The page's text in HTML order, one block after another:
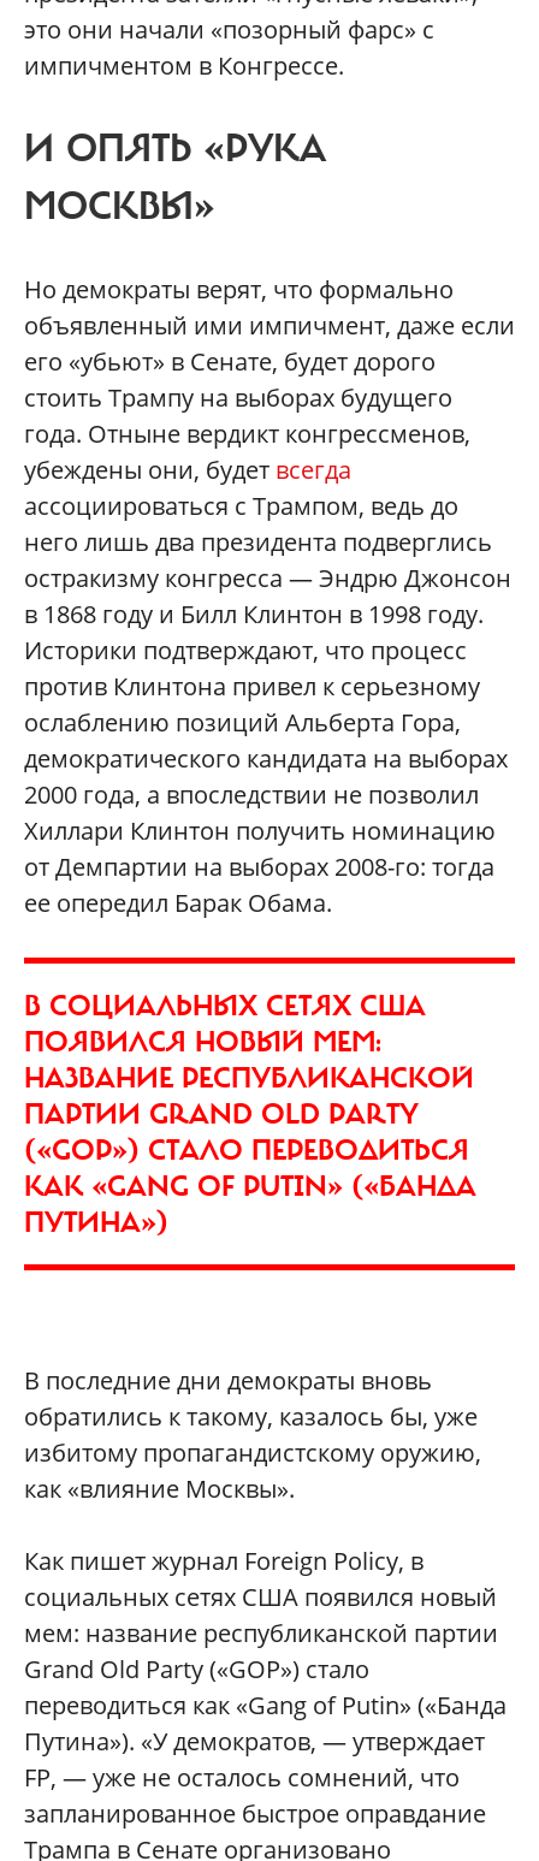
это они начали «позорный фарс» с
импичментом в Конгрессе.
И ОПЯТЬ «РУКА
МОСКВЫ»
Но демократы верят, что формально
объявленный ими импичмент, даже если
его «убьют» в Сенате, будет дорого
стоить Трампу на выборах будущего
года. Отныне вердикт конгрессменов,
убеждены они, будет всегда
ассоциироваться с Трампом, ведь до
него лишь два президента подверглись
остракизму конгресса — Эндрю Джонсон
в 1868 году и Билл Клинтон в 1998 году.
Историки подтверждают, что процесс
против Клинтона привел к серьезному
ослаблению позиций Альберта Гора,
демократического кандидата на выборах
2000 года, а впоследствии не позволил
Хиллари Клинтон получить номинацию
от Демпартии на выборах 2008-го: тогда
ее опередил Барак Обама.
В СОЦИАЛЬНЫХ СЕТЯХ США
ПОЯВИЛСЯ НОВЫЙ МЕМ:
НАЗВАНИЕ РЕСПУБЛИКАНСКОЙ
ПАРТИИ GRAND OLD PARTY
(«GOP») СТАЛО ПЕРЕВОДИТЬСЯ
КАК «GANG OF PUTIN» («БАНДА
ПУТИНА»)
В последние дни демократы вновь
обратились к такому, казалось бы, уже
избитому пропагандистскому оружию,
как «влияние Москвы».
Как пишет журнал Foreign Policy, в
социальных сетях США появился новый
мем: название республиканской партии
Grand Old Party («GOP») стало
переводиться как «Gang of Putin» («Банда
Путина»). «У демократов, — утверждает
FP, — уже не осталось сомнений, что
запланированное быстрое оправдание
Трампа в Сенате организовано